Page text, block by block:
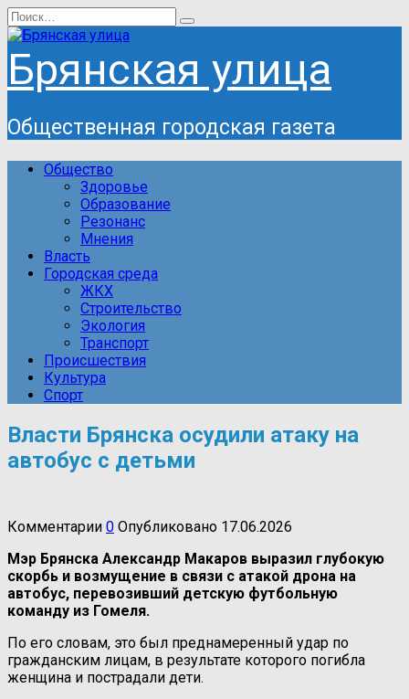
Перейти
к
содержанию
Search
for:
Брянская улица
Общественная городская газета
Общество
Здоровье
Образование
Резонанс
Мнения
Власть
Городская среда
ЖКХ
Строительство
Экология
Транспорт
Происшествия
Культура
Спорт
Власти Брянска осудили атаку на
автобус с детьми
Комментарии 0 Опубликовано 17.06.2026
Мэр Брянска Александр Макаров выразил глубокую
скорбь и возмущение в связи с атакой дрона на
автобус, перевозивший детскую футбольную
команду из Гомеля.
По его словам, это был преднамеренный удар по
гражданским лицам, в результате которого погибла
женщина и пострадали дети.